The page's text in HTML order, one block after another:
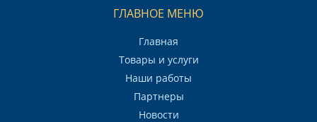
ГЛАВНОЕ МЕНЮ
Главная
Товары и услуги
Наши работы
Партнеры
Новости